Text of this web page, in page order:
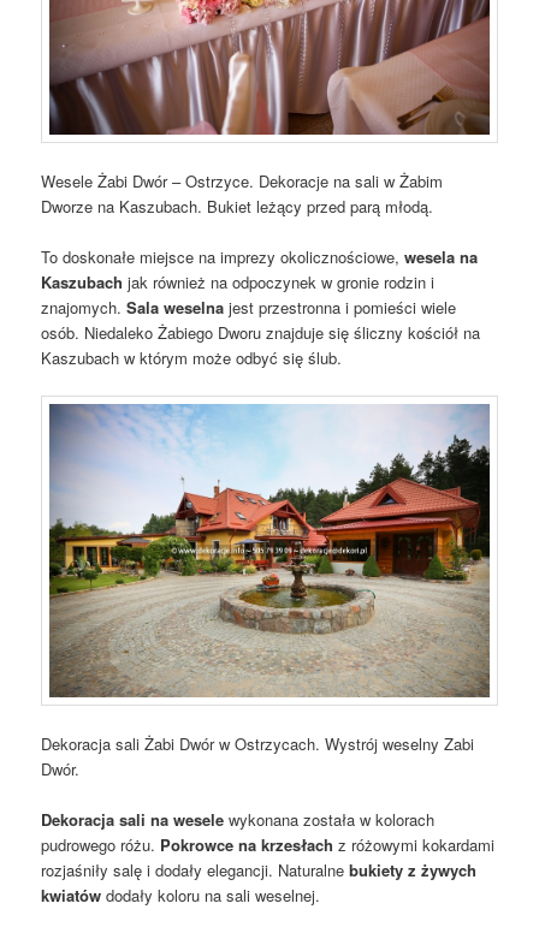
Wesele Żabi Dwór – Ostrzyce. Dekoracje na sali w Żabim
Dworze na Kaszubach. Bukiet leżący przed parą młodą.
To doskonałe miejsce na imprezy okolicznościowe,wesela na
Kaszubach jak również na odpoczynek w gronie rodzin i
znajomych.Sala weselna jest przestronna i pomieści wiele
osób. Niedaleko Żabiego Dworu znajduje się śliczny kościół na
Kaszubach w którym może odbyć się ślub.
Dekoracja sali Żabi Dwór w Ostrzycach. Wystrój weselny Zabi
Dwór.
Dekoracja sali na wesele wykonana została w kolorach
pudrowego różu. Pokrowce na krzesłach z różowymi kokardami
rozjaśniły salę i dodały elegancji. Naturalnebukiety z żywych
kwiatów dodały koloru na sali weselnej.